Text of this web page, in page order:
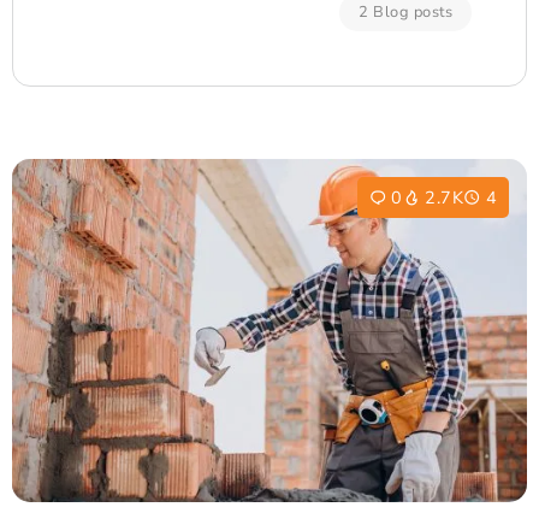
2 Blog posts
0 2.7K 4